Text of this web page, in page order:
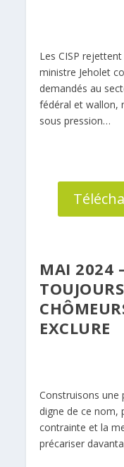
Les CISP
ministre Jeholet
demandés au
fédéral et wallon,
sous pression…
MAI 2024
EXCLURE
Construisons une
digne de ce nom,
contrainte et la
précariser